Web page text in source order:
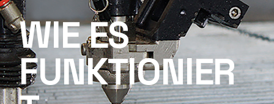
WIE ES
FUNKTIONIER